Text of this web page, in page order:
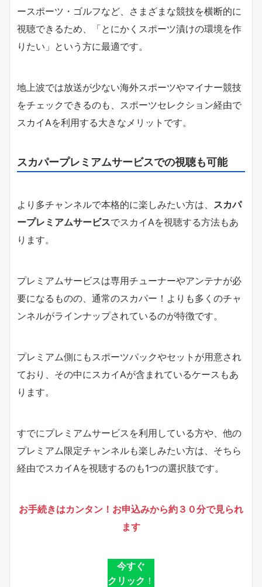
ースポーツ・ゴルフなど、さまざまな競技を横断的に
視聴できるため、「とにかくスポーツ漬けの環境を作
りたい」という方に最適です。
地上波では放送が少ない海外スポーツやマイナー競技
をチェックできるのも、スポーツセレクション経由で
スカイAを利用する大きなメリットです。
スカパープレミアムサービスでの視聴も可能
より多チャンネルで本格的に楽しみたい方は、 スカパ
ープレミアムサービスでスカイAを視聴する方法もあ
ります。
プレミアムサービスは専用チューナーやアンテナが必
要になるものの、通常のスカパー！よりも多くのチャ
ンネルがラインナップされているのが特徴です。
プレミアム側にもスポーツパックやセットが用意され
ており、その中にスカイAが含まれているケースもあ
ります。
すでにプレミアムサービスを利用している方や、他の
プレミアム限定チャンネルも楽しみたい方は、そちら
経由でスカイAを視聴するのも1つの選択肢です。
お手続きはカンタン！お申込みから約３０分で見られ
ます
今すぐ
クリック ！